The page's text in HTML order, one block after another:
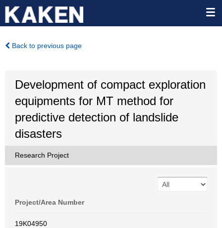
Back to previous page
Development of compact exploration
equipments for MT method for
predictive detection of landslide
disasters
Research Project
Project/Area Number
19K04950